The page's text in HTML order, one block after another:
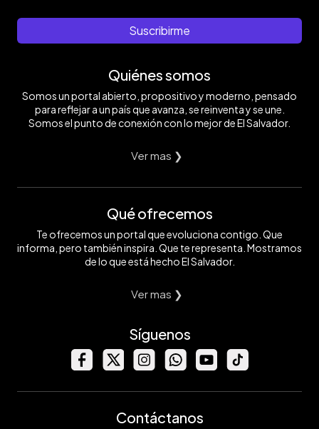
Suscribirme
Quiénes somos
Somos un portal abierto, propositivo y moderno, pensado
para reflejar a un país que avanza, se reinventa y se une.
Somos el punto de conexión con lo mejor de El Salvador.
Ver mas ❯
Qué ofrecemos
Te ofrecemos un portal que evoluciona contigo. Que
informa, pero también inspira. Que te representa. Mostramos
de lo que está hecho El Salvador.
Ver mas ❯
Síguenos
Contáctanos